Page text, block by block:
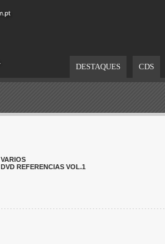
DESTAQUES CDS
VARIOS
DVD REFERENCIAS VOL.1